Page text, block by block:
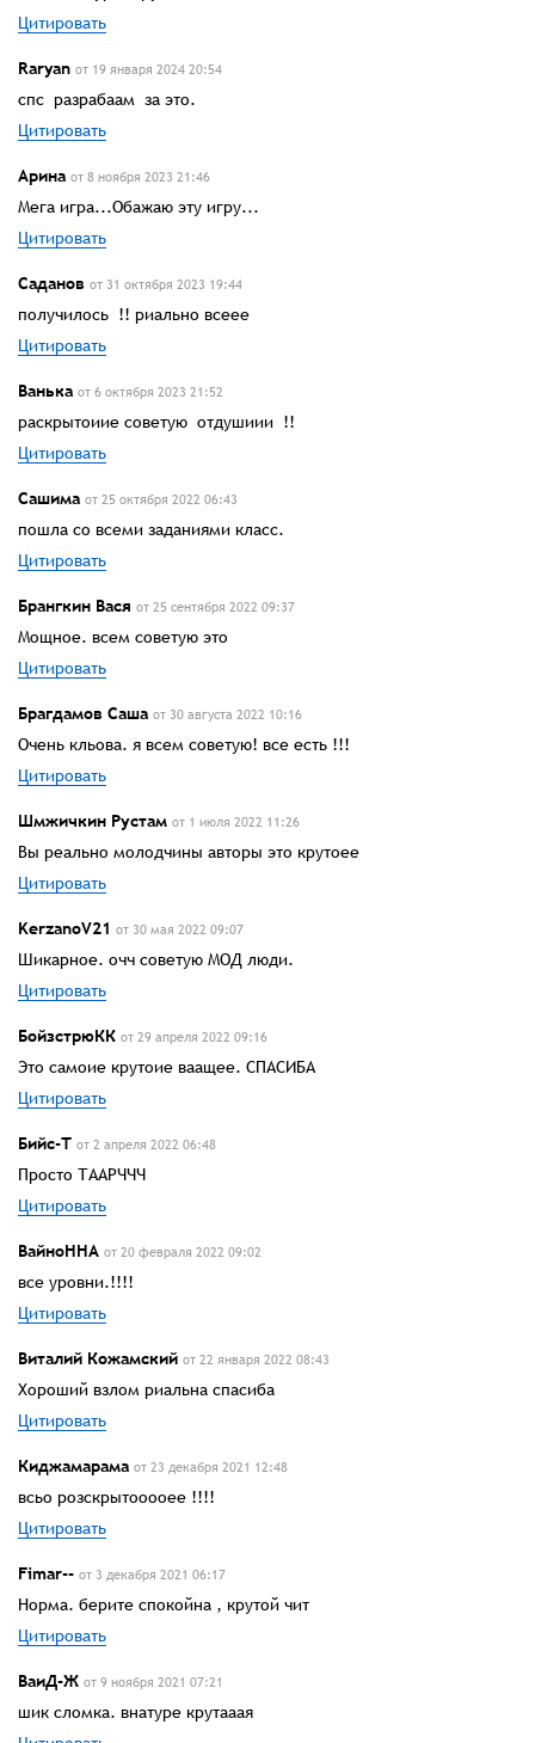
Цитировать
Raryan от 19 января 2024 20:54
спс разрабаам за это.
Цитировать
Арина от 8 ноября 2023 21:46
Мега игра...Обажаю эту игру...
Цитировать
Саданов от 31 октября 2023 19:44
получилось !! риально всеее
Цитировать
Ванька от 6 октября 2023 21:52
раскрытоиие советую отдушиии !!
Цитировать
Сашима от 25 октября 2022 06:43
пошла со всеми заданиями класс.
Цитировать
Брангкин Вася от 25 сентября 2022 09:37
Мощное. всем советую это
Цитировать
Брагдамов Саша от 30 августа 2022 10:16
Очень кльова. я всем советую! все есть !!!
Цитировать
Шмжичкин Рустам от 1 июля 2022 11:26
Вы реально молодчины авторы это крутоее
Цитировать
KerzanoV21 от 30 мая 2022 09:07
Шикарное. очч советую МОД люди.
Цитировать
БойзстрюКК от 29 апреля 2022 09:16
Это самоие крутоие ваащее. СПАСИБА
Цитировать
Бийс-Т от 2 апреля 2022 06:48
Просто ТААРЧЧЧ
Цитировать
ВайноННА от 20 февраля 2022 09:02
все уровни.!!!!
Цитировать
Виталий Кожамский от 22 января 2022 08:43
Хороший взлом риальна спасиба
Цитировать
Киджамарама от 23 декабря 2021 12:48
всьо розскрытооооее !!!!
Цитировать
Fimar-- от 3 декабря 2021 06:17
Норма. берите спокойна , крутой чит
Цитировать
ВаиД-Ж от 9 ноября 2021 07:21
шик сломка. внатуре крутааая